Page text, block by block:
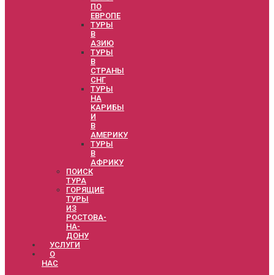
ПО
ЕВРОПЕ
ТУРЫ
В
АЗИЮ
ТУРЫ
В
СТРАНЫ
СНГ
ТУРЫ
НА
КАРИБЫ
И
В
АМЕРИКУ
ТУРЫ
В
АФРИКУ
ПОИСК
ТУРА
ГОРЯЩИЕ
ТУРЫ
ИЗ
РОСТОВА-
НА-
ДОНУ
УСЛУГИ
О
НАС